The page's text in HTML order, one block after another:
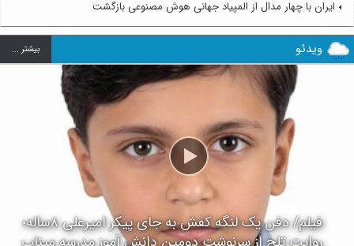
ایران با چهار مدال از المپیاد جهانی هوش مصنوعی بازگشت
ویدئو بيشتر ...
فیلم/ دفن یک لنگه کفش به جای پیکر امیرعلی ۸ساله؛